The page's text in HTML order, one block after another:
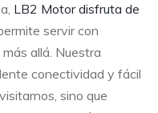
LB2 Motor disfruta de
servir con
allá. Nuestra
conectividad y fácil
sino que